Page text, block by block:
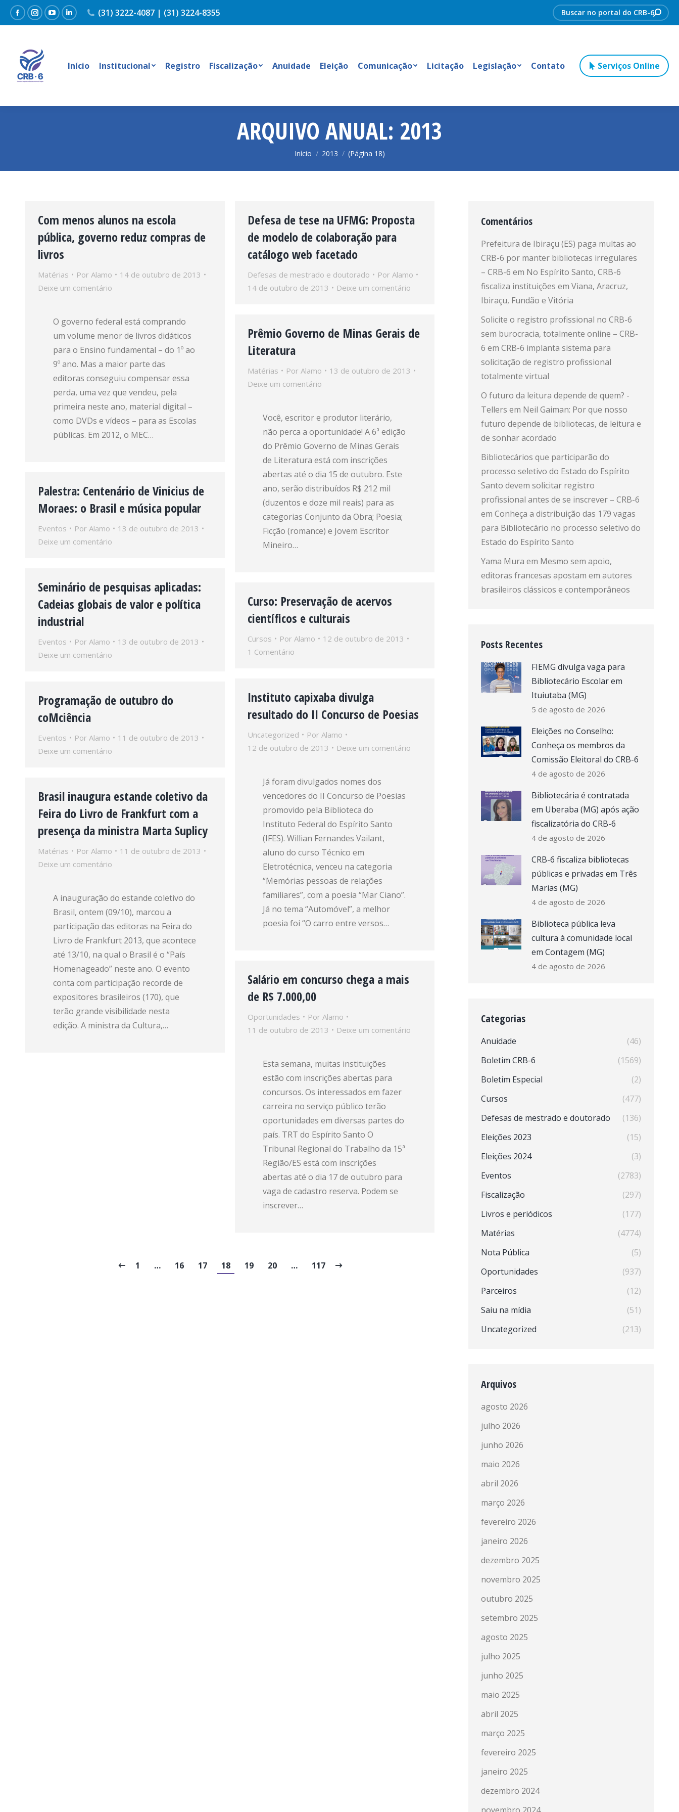
FacebookInstagram
YouTubeLinkedin
(31) 3222-4087 | (31) 3224-8355 Search:
Início Institucional Registro Fiscalização Anuidade Eleição Comunicação Licitação Legislação Contato Serviços Online
ARQUIVO ANUAL: 2013
Você está aqui:
Início 2013 (Página 18)
Com menos alunos na escola
pública, governo reduz compras de
livros
Matérias Por Alamo
14 de outubro de 2013
Deixe um comentário
O governo federal está comprando
um volume menor de livros didáticos
para o Ensino fundamental – do 1º ao
9º ano. Mas a maior parte das
editoras conseguiu compensar essa
perda, uma vez que vendeu, pela
primeira neste ano, material digital –
como DVDs e vídeos – para as Escolas
públicas. Em 2012, o MEC…
Defesa de tese na UFMG: Proposta
de modelo de colaboração para
catálogo web facetado
Defesas de mestrado e doutorado Por Alamo
14 de outubro de 2013
Deixe um comentário
Prêmio Governo de Minas Gerais de
Literatura
Matérias Por Alamo
13 de outubro de 2013
Deixe um comentário
Você, escritor e produtor literário,
não perca a oportunidade! A 6ª edição
do Prêmio Governo de Minas Gerais
de Literatura está com inscrições
abertas até o dia 15 de outubro. Este
ano, serão distribuídos R$ 212 mil
(duzentos e doze mil reais) para as
categorias Conjunto da Obra; Poesia;
Ficção (romance) e Jovem Escritor
Mineiro…
Palestra: Centenário de Vinicius de
Moraes: o Brasil e música popular
Eventos Por Alamo
13 de outubro de 2013
Deixe um comentário
Seminário de pesquisas aplicadas:
Cadeias globais de valor e política
industrial
Eventos Por Alamo
13 de outubro de 2013
Deixe um comentário
Curso: Preservação de acervos
científicos e culturais
Cursos Por Alamo
12 de outubro de 2013
1 Comentário
Instituto capixaba divulga
resultado do II Concurso de Poesias
Uncategorized Por Alamo
12 de outubro de 2013
Deixe um comentário
Já foram divulgados nomes dos
vencedores do II Concurso de Poesias
promovido pela Biblioteca do
Instituto Federal do Espírito Santo
(IFES). Willian Fernandes Vailant,
aluno do curso Técnico em
Eletrotécnica, venceu na categoria
“Memórias pessoas de relações
familiares”, com a poesia “Mar Ciano”.
Já no tema “Automóvel”, a melhor
poesia foi “O carro entre versos…
Programação de outubro do
coMciência
Eventos Por Alamo
11 de outubro de 2013
Deixe um comentário
Brasil inaugura estande coletivo da
Feira do Livro de Frankfurt com a
presença da ministra Marta Suplicy
Matérias Por Alamo
11 de outubro de 2013
Deixe um comentário
A inauguração do estande coletivo do
Brasil, ontem (09/10), marcou a
participação das editoras na Feira do
Livro de Frankfurt 2013, que acontece
até 13/10, na qual o Brasil é o “País
Homenageado” neste ano. O evento
conta com participação recorde de
expositores brasileiros (170), que
terão grande visibilidade nesta
edição. A ministra da Cultura,…
Salário em concurso chega a mais
de R$ 7.000,00
Oportunidades Por Alamo
11 de outubro de 2013
Deixe um comentário
Esta semana, muitas instituições
estão com inscrições abertas para
concursos. Os interessados em fazer
carreira no serviço público terão
oportunidades em diversas partes do
país. TRT do Espírito Santo O
Tribunal Regional do Trabalho da 15ª
Região/ES está com inscrições
abertas até o dia 17 de outubro para
vaga de cadastro reserva. Podem se
inscrever…
1 … 16 17 18 19 20 … 117
Comentários
Prefeitura de Ibiraçu (ES) paga multas ao
CRB-6 por manter bibliotecas irregulares
– CRB-6 em No Espírito Santo, CRB-6
fiscaliza instituições em Viana, Aracruz,
Ibiraçu, Fundão e Vitória
Solicite o registro profissional no CRB-6
sem burocracia, totalmente online – CRB-
6 em CRB-6 implanta sistema para
solicitação de registro profissional
totalmente virtual
O futuro da leitura depende de quem? -
Tellers em Neil Gaiman: Por que nosso
futuro depende de bibliotecas, de leitura e
de sonhar acordado
Bibliotecários que participarão do
processo seletivo do Estado do Espírito
Santo devem solicitar registro
profissional antes de se inscrever – CRB-6
em Conheça a distribuição das 179 vagas
para Bibliotecário no processo seletivo do
Estado do Espírito Santo
Yama Mura em Mesmo sem apoio,
editoras francesas apostam em autores
brasileiros clássicos e contemporâneos
Posts Recentes
FIEMG divulga vaga para
Bibliotecário Escolar em
Ituiutaba (MG)
5 de agosto de 2026
Eleições no Conselho:
Conheça os membros da
Comissão Eleitoral do CRB-6
4 de agosto de 2026
Bibliotecária é contratada
em Uberaba (MG) após ação
fiscalizatória do CRB-6
4 de agosto de 2026
CRB-6 fiscaliza bibliotecas
públicas e privadas em Três
Marias (MG)
4 de agosto de 2026
Biblioteca pública leva
cultura à comunidade local
em Contagem (MG)
4 de agosto de 2026
Categorias
Anuidade
(46)
Boletim CRB-6
(1569)
Boletim Especial
(2)
Cursos
(477)
Defesas de mestrado e doutorado
(136)
Eleições 2023
(15)
Eleições 2024
(3)
Eventos
(2783)
Fiscalização
(297)
Livros e periódicos
(177)
Matérias
(4774)
Nota Pública
(5)
Oportunidades
(937)
Parceiros
(12)
Saiu na mídia
(51)
Uncategorized
(213)
Arquivos
agosto 2026
julho 2026
junho 2026
maio 2026
abril 2026
março 2026
fevereiro 2026
janeiro 2026
dezembro 2025
novembro 2025
outubro 2025
setembro 2025
agosto 2025
julho 2025
junho 2025
maio 2025
abril 2025
março 2025
fevereiro 2025
janeiro 2025
dezembro 2024